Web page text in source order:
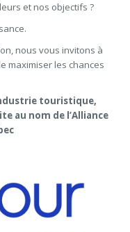
et nos objectifs ?
nous vous invitons à
maximiser les chances
touristique,
au nom de l’Alliance